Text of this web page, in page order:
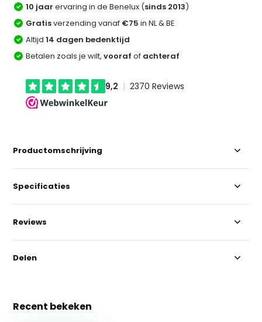
10 jaar ervaring in de Benelux (sinds 2013)
Gratisverzending vanaf €75 in NL & BE
Altijd14 dagen bedenktijd
Betalen zoals je wilt,vooraf of achteraf
Productomschrijving
Specificaties
Reviews
Delen
Recent bekeken